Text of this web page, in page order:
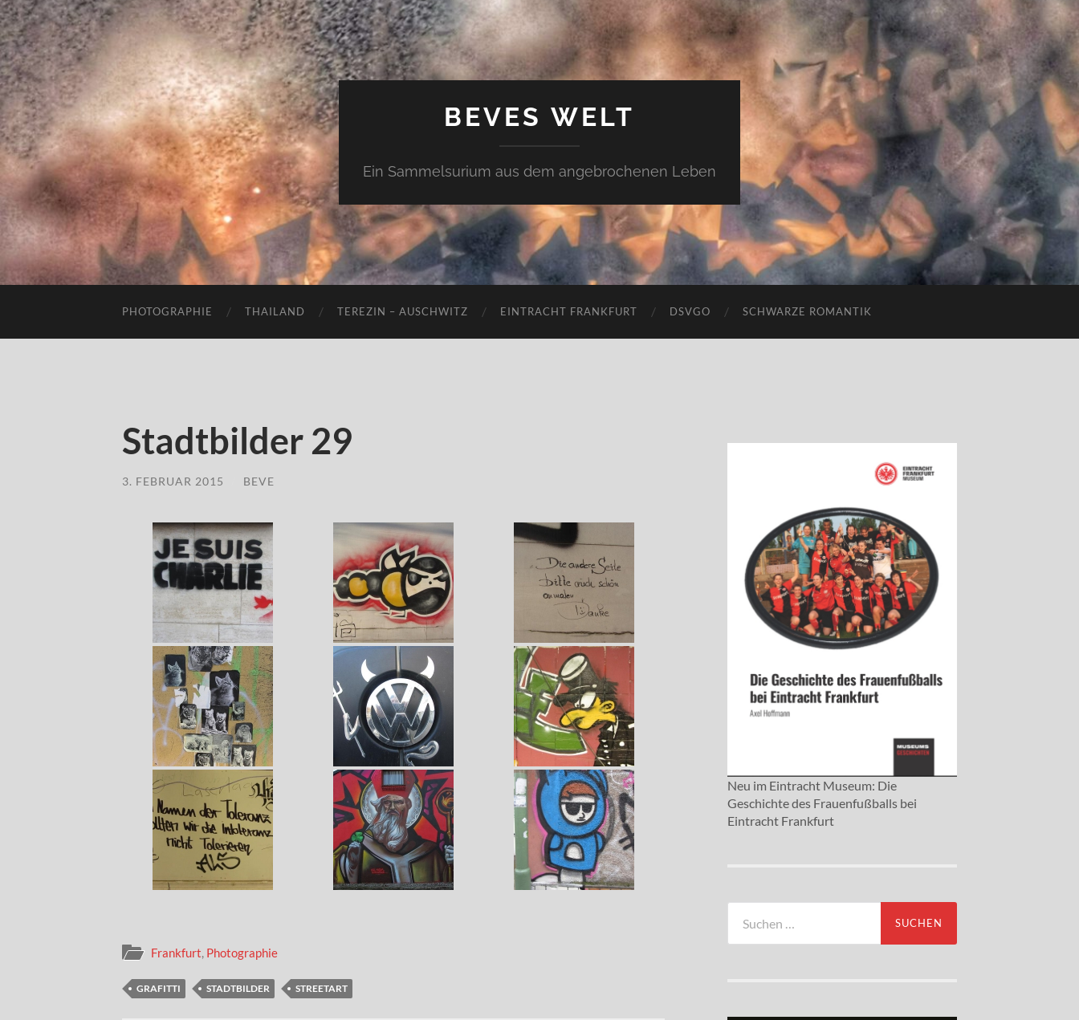
BEVES WELT
Ein Sammelsurium aus dem angebrochenen Leben
PHOTOGRAPHIE THAILAND TEREZIN – AUSCHWITZ EINTRACHT FRANKFURT DSVGO SCHWARZE ROMANTIK
Stadtbilder 29
3. FEBRUAR 2015 BEVE
Frankfurt, Photographie
GRAFITTI STADTBILDER STREETART
Neu im Eintracht Museum: Die
Geschichte des Frauenfußballs bei
Eintracht Frankfurt
nach: